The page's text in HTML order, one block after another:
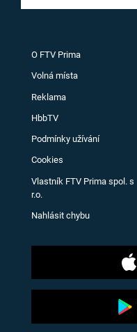
O FTV Prima
Volná místa
Reklama
HbbTV
Podmínky užívání
Cookies
Vlastník FTV Prima spol. s
r.o.
Nahlásit chybu